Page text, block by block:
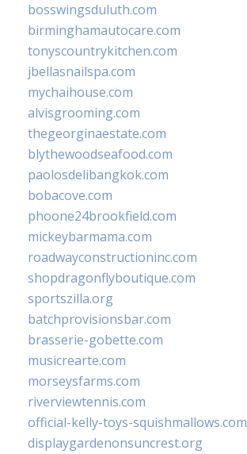
bosswingsduluth.com
birminghamautocare.com
tonyscountrykitchen.com
jbellasnailspa.com
mychaihouse.com
alvisgrooming.com
thegeorginaestate.com
blythewoodseafood.com
paolosdelibangkok.com
bobacove.com
phoone24brookfield.com
mickeybarmama.com
roadwayconstructioninc.com
shopdragonflyboutique.com
sportszilla.org
batchprovisionsbar.com
brasserie-gobette.com
musicrearte.com
morseysfarms.com
riverviewtennis.com
official-kelly-toys-squishmallows.com
displaygardenonsuncrest.org